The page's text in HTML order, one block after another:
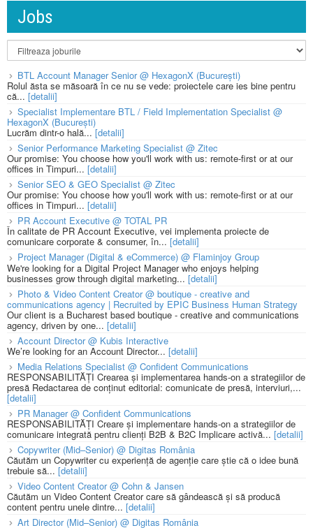
Jobs
BTL Account Manager Senior @ HexagonX (București)
Rolul ăsta se măsoară în ce nu se vede: proiectele care ies bine pentru
că... [detalii]
Specialist Implementare BTL / Field Implementation Specialist @
HexagonX (București)
Lucrăm dintr-o hală... [detalii]
Senior Performance Marketing Specialist @ Zitec
Our promise: You choose how you'll work with us: remote-first or at our
offices in Timpuri... [detalii]
Senior SEO & GEO Specialist @ Zitec
Our promise: You choose how you'll work with us: remote-first or at our
offices in Timpuri... [detalii]
PR Account Executive @ TOTAL PR
În calitate de PR Account Executive, vei implementa proiecte de
comunicare corporate & consumer, în... [detalii]
Project Manager (Digital & eCommerce) @ Flaminjoy Group
We're looking for a Digital Project Manager who enjoys helping
businesses grow through digital marketing... [detalii]
Photo & Video Content Creator @ boutique - creative and
communications agency | Recruited by EPIC Business Human Strategy
Our client is a Bucharest based boutique - creative and communications
agency, driven by one... [detalii]
Account Director @ Kubis Interactive
We’re looking for an Account Director... [detalii]
Media Relations Specialist @ Confident Communications
RESPONSABILITĂȚI Crearea și implementarea hands-on a strategiilor de
presă Redactarea de conținut editorial: comunicate de presă, interviuri,...
[detalii]
PR Manager @ Confident Communications
RESPONSABILITĂȚI Creare și implementare hands-on a strategiilor de
comunicare integrată pentru clienți B2B & B2C Implicare activă... [detalii]
Copywriter (Mid–Senior) @ Digitas România
Căutăm un Copywriter cu experiență de agenție care știe că o idee bună
trebuie să... [detalii]
Video Content Creator @ Cohn & Jansen
Căutăm un Video Content Creator care să gândească și să producă
content pentru unele dintre... [detalii]
Art Director (Mid–Senior) @ Digitas România